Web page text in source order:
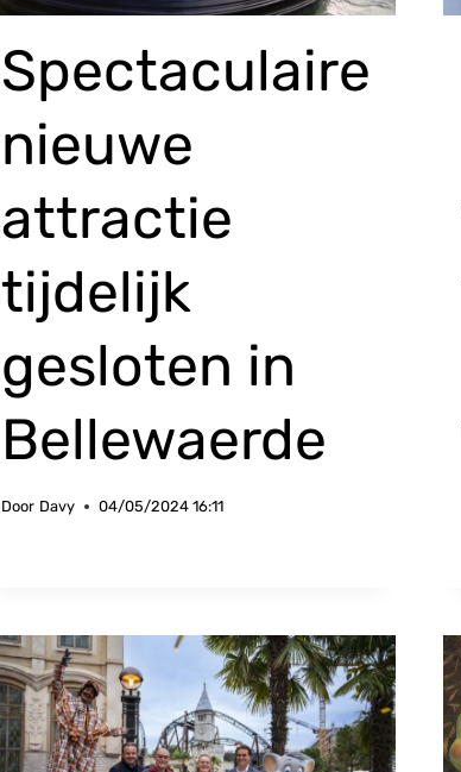
Spectaculaire
nieuwe
attractie
tijdelijk
gesloten in
Bellewaerde
Door Davy 04/05/2024 16:11